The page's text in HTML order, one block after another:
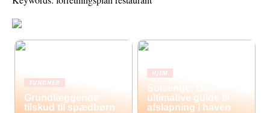
SUNDHED
Grundlæggende
tilskud til spædbørn
HJEM
Solsenge: Den
ultimative guide til
afslapning i haven